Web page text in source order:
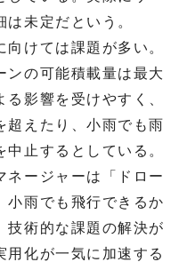
未定だという。
けては課題が多い。
ンの可能積載量は最大
影響を受けやすく、
超えたり、小雨でも雨
止するとしている。
ージャーは「ドロー
小雨でも飛行できるか
技術的な課題の解決が
用化が一気に加速する